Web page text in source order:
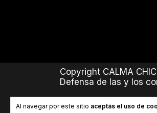
Al navegar por este sitio aceptás el uso de
Copyright CALMA
Defensa de las y los